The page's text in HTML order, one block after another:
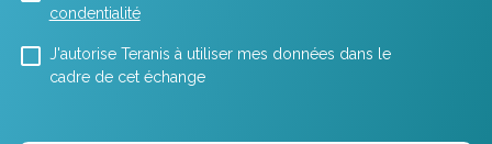
condentialité
J'autorise Teranis à utiliser mes données dans le
cadre de cet échange